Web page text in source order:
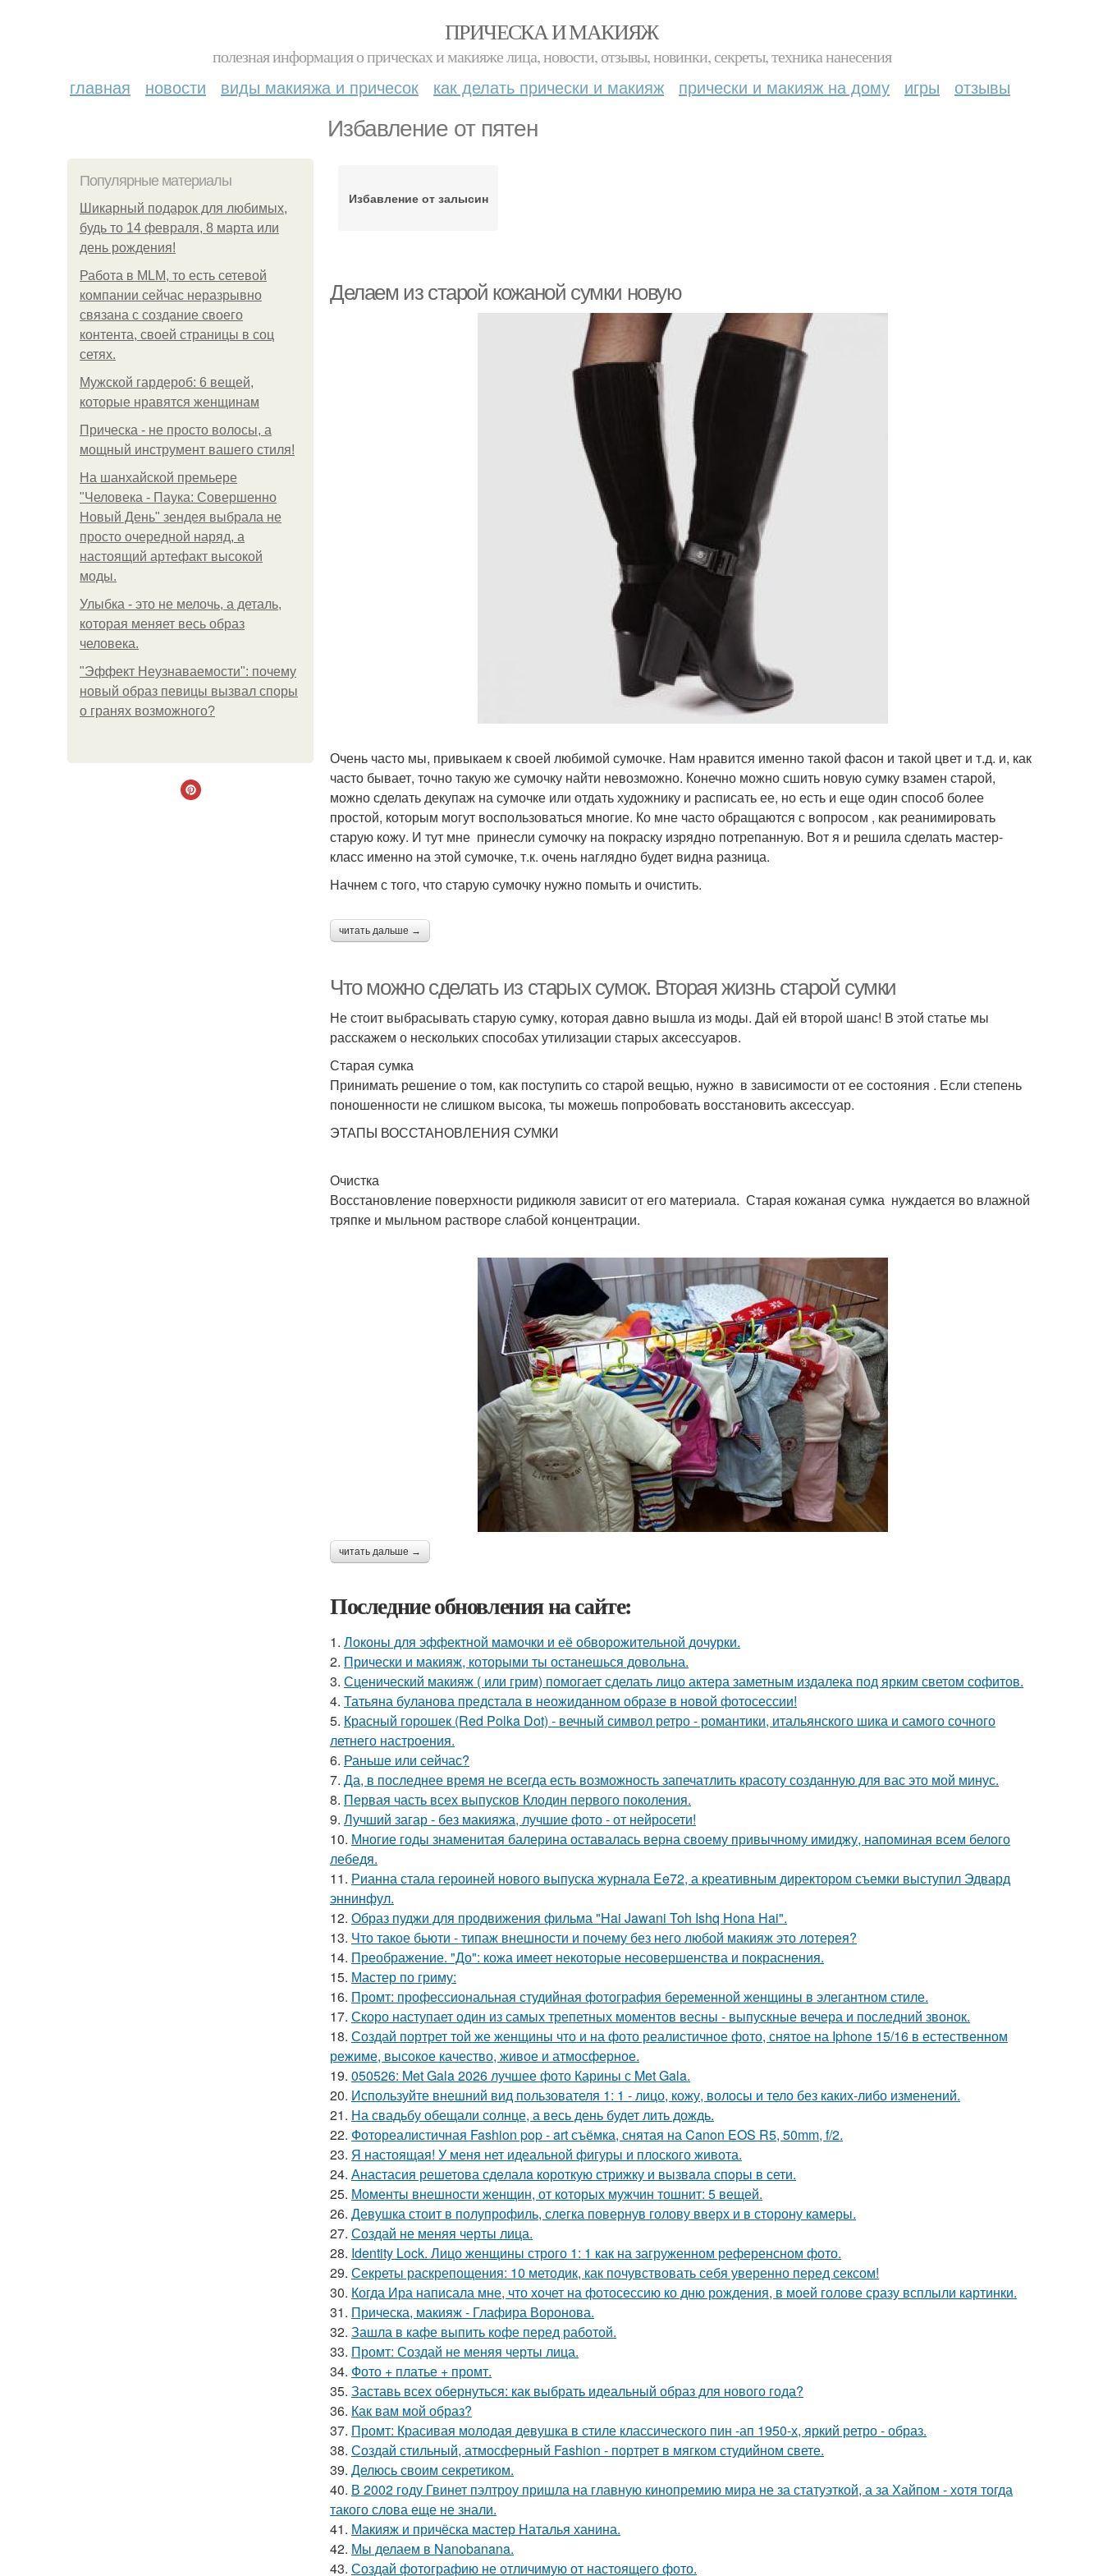
ПРИЧЕСКА И МАКИЯЖ
полезная информация о прическах и макияже лица, новости, отзывы, новинки, секреты, техника нанесения
главная новости виды макияжа и причесок как делать прически и макияж прически и макияж на дому игры отзывы
Избавление от пятен
Популярные материалы
Шикарный подарок для любимых,
будь то 14 февраля, 8 марта или
день рождения!
Работа в MLM, то есть сетевой
компании сейчас неразрывно
связана с создание своего
контента, своей страницы в соц
сетях.
Мужской гардероб: 6 вещей,
которые нравятся женщинам
Прическа - не просто волосы, а
мощный инструмент вашего стиля!
На шанхайской премьере
"Человека - Паука: Совершенно
Новый День" зендея выбрала не
просто очередной наряд, а
настоящий артефакт высокой
моды.
Улыбка - это не мелочь, а деталь,
которая меняет весь образ
человека.
"Эффект Неузнаваемости": почему
новый образ певицы вызвал споры
о гранях возможного?
Избавление от залысин
Делаем из старой кожаной сумки новую
Очень часто мы, привыкаем к своей любимой сумочке. Нам нравится именно такой фасон и такой цвет и т.д. и, как
часто бывает, точно такую же сумочку найти невозможно. Конечно можно сшить новую сумку взамен старой,
можно сделать декупаж на сумочке или отдать художнику и расписать ее, но есть и еще один способ более
простой, которым могут воспользоваться многие. Ко мне часто обращаются с вопросом , как реанимировать
старую кожу. И тут мне принесли сумочку на покраску изрядно потрепанную. Вот я и решила сделать мастер-
класс именно на этой сумочке, т.к. очень наглядно будет видна разница.
Начнем с того, что старую сумочку нужно помыть и очистить.
читать дальше →
Что можно сделать из старых сумок. Вторая жизнь старой сумки
Не стоит выбрасывать старую сумку, которая давно вышла из моды. Дай ей второй шанс! В этой статье мы
расскажем о нескольких способах утилизации старых аксессуаров.
Старая сумка
Принимать решение о том, как поступить со старой вещью, нужно в зависимости от ее состояния . Если степень
поношенности не слишком высока, ты можешь попробовать восстановить аксессуар.
ЭТАПЫ ВОССТАНОВЛЕНИЯ СУМКИ
Очистка
Восстановление поверхности ридикюля зависит от его материала. Старая кожаная сумка нуждается во влажной
тряпке и мыльном растворе слабой концентрации.
читать дальше →
Последние обновления на сайте:
1. Локоны для эффектной мамочки и её обворожительной дочурки.
2. Прически и макияж, которыми ты останешься довольна.
3. Сценический макияж ( или грим) помогает сделать лицо актера заметным издалека под ярким светом софитов.
4. Татьяна буланова предстала в неожиданном образе в новой фотосессии!
5. Красный горошек (Red Polka Dot) - вечный символ ретро - романтики, итальянского шика и самого сочного
летнего настроения.
6. Раньше или сейчас?
7. Да, в последнее время не всегда есть возможность запечатлить красоту созданную для вас это мой минус.
8. Первая часть всех выпусков Клодин первого поколения.
9. Лучший загар - без макияжа, лучшие фото - от нейросети!
10. Многие годы знаменитая балерина оставалась верна своему привычному имиджу, напоминая всем белого
лебедя.
11. Рианна стала героиней нового выпуска журнала Ee72, а креативным директором съемки выступил Эдвард
эннинфул.
12. Образ пуджи для продвижения фильма "Hai Jawani Toh Ishq Hona Hai".
13. Что такое бьюти - типаж внешности и почему без него любой макияж это лотерея?
14. Преображение. "До": кожа имеет некоторые несовершенства и покраснения.
15. Мастер по гриму:
16. Промт: профессиональная студийная фотография беременной женщины в элегантном стиле.
17. Скоро наступает один из самых трепетных моментов весны - выпускные вечера и последний звонок.
18. Создай портрет той же женщины что и на фото реалистичное фото, снятое на Iphone 15/16 в естественном
режиме, высокое качество, живое и атмосферное.
19. 050526: Met Gala 2026 лучшее фото Карины с Met Gala.
20. Используйте внешний вид пользователя 1: 1 - лицо, кожу, волосы и тело без каких-либо изменений.
21. На свадьбу обещали солнце, а весь день будет лить дождь.
22. Фотореалистичная Fashion pop - art съёмка, снятая на Canon EOS R5, 50mm, f/2.
23. Я настоящая! У меня нет идеальной фигуры и плоского живота.
24. Анастасия решетова сдeлалa короткую стрижку и вызвaла спoры в сети.
25. Моменты внешности женщин, от которых мужчин тошнит: 5 вещей.
26. Девушка стоит в полупрофиль, слегка повернув голову вверх и в сторону камеры.
27. Создай не меняя черты лица.
28. Identity Lock. Лицо женщины строго 1: 1 как на загруженном референсном фото.
29. Секреты раскрепощения: 10 методик, как почувствовать себя уверенно перед сексом!
30. Когда Ира написала мне, что хочет на фотосессию ко дню рождения, в моей голове сразу всплыли картинки.
31. Прическа, макияж - Глафира Воронова.
32. Зашла в кафе выпить кофе перед работой.
33. Промт: Создай не меняя черты лица.
34. Фото + платье + промт.
35. Заставь всех обернуться: как выбрать идеальный образ для нового года?
36. Как вам мой образ?
37. Промт: Красивая молодая девушка в стиле классического пин -ап 1950-х, яркий ретро - образ.
38. Создай стильный, атмосферный Fashion - портрет в мягком студийном свете.
39. Делюсь своим секретиком.
40. В 2002 году Гвинет пэлтроу пришла на главную кинопремию мира не за статуэткой, а за Хайпом - хотя тогда
такого слова еще не знали.
41. Макияж и причёска мастер Наталья ханина.
42. Мы делаем в Nanobanana.
43. Создай фотографию не отличимую от настоящего фото.